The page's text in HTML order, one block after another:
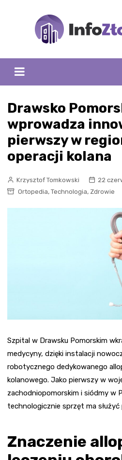
Drawsko
wprowadza
pierwszy w
operacji kolana
Krzysztof Tomkowski
22
Ortopedia, Technologia, Zdrowie
Szpital w Drawsku Pomorskim
medycyny, dzięki instalacji
robotycznego dedykowanego
kolanowego. Jako pierwszy w
zachodniopomorskim i siódmy w
technologicznie sprzęt ma
Znaczenie